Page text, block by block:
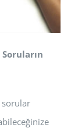
sorular